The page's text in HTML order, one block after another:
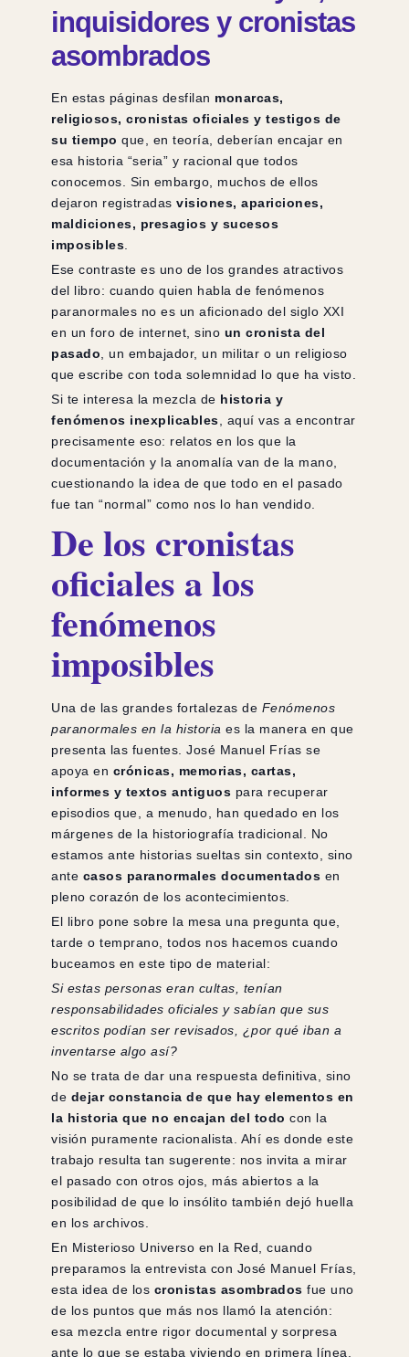
inquisidores y cronistas
asombrados
En estas páginas desfilan monarcas,
religiosos, cronistas oficiales y testigos de
su tiempo que, en teoría, deberían encajar en
esa historia “seria” y racional que todos
conocemos. Sin embargo, muchos de ellos
dejaron registradas visiones, apariciones,
maldiciones, presagios y sucesos
imposibles
Ese contraste es uno de los grandes atractivos
del libro: cuando quien habla de fenómenos
paranormales no es un aficionado del siglo XXI
en un foro de internet, sino un cronista del
pasado , un embajador, un militar o un religioso
que escribe con toda solemnidad lo que ha visto.
Si te interesa la mezcla de historia y
fenómenos inexplicables , aquí vas a encontrar
precisamente eso: relatos en los que la
documentación y la anomalía van de la mano,
cuestionando la idea de que todo en el pasado
fue tan “normal” como nos lo han vendido.
De los cronistas
oficiales a los
fenómenos
imposibles
Una de las grandes fortalezas de Fenómenos
paranormales en la historia es la manera en que
presenta las fuentes. José Manuel Frías se
apoya en crónicas, memorias, cartas,
informes y textos antiguos para recuperar
episodios que, a menudo, han quedado en los
márgenes de la historiografía tradicional. No
estamos ante historias sueltas sin contexto, sino
ante casos paranormales documentados en
pleno corazón de los acontecimientos.
El libro pone sobre la mesa una pregunta que,
tarde o temprano, todos nos hacemos cuando
buceamos en este tipo de material:
Si estas personas eran cultas, tenían
responsabilidades oficiales y sabían que sus
escritos podían ser revisados, ¿por qué iban a
inventarse algo así?
No se trata de dar una respuesta definitiva, sino
de dejar constancia de que hay elementos en
la historia que no encajan del todo con la
visión puramente racionalista. Ahí es donde este
trabajo resulta tan sugerente: nos invita a mirar
el pasado con otros ojos, más abiertos a la
posibilidad de que lo insólito también dejó huella
en los archivos.
En Misterioso Universo en la Red, cuando
preparamos la entrevista con José Manuel Frías,
esta idea de los cronistas asombrados fue uno
de los puntos que más nos llamó la atención:
esa mezcla entre rigor documental y sorpresa
ante lo que se estaba viviendo en primera línea.